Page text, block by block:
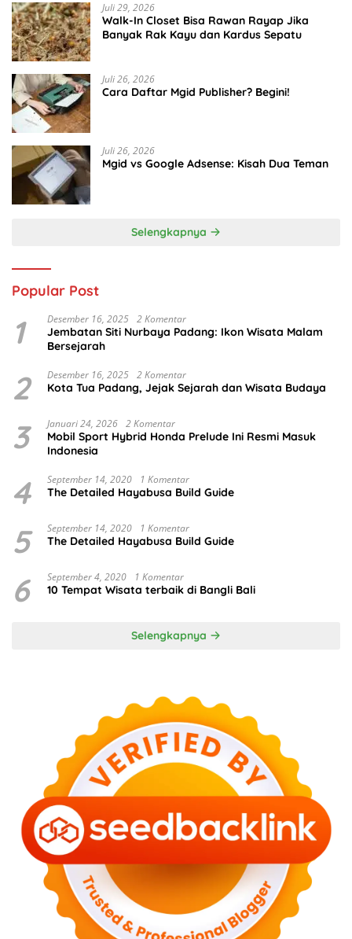
Juli 29, 2026
Walk-In Closet Bisa Rawan Rayap Jika
Banyak Rak Kayu dan Kardus Sepatu
Juli 26, 2026
Cara Daftar Mgid Publisher? Begini!
Juli 26, 2026
Mgid vs Google Adsense: Kisah Dua Teman
Selengkapnya
Popular Post
1 Desember 16, 2025 2 Komentar
Jembatan Siti Nurbaya Padang: Ikon Wisata Malam
Bersejarah
2 Desember 16, 2025 2 Komentar
Kota Tua Padang, Jejak Sejarah dan Wisata Budaya
3 Januari 24, 2026 2 Komentar
Mobil Sport Hybrid Honda Prelude Ini Resmi Masuk
Indonesia
4 September 14, 2020 1 Komentar
The Detailed Hayabusa Build Guide
5 September 14, 2020 1 Komentar
The Detailed Hayabusa Build Guide
6 September 4, 2020 1 Komentar
10 Tempat Wisata terbaik di Bangli Bali
Selengkapnya